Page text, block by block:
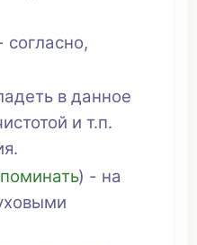
согласно,
в данное
и т.п.
.
) - на